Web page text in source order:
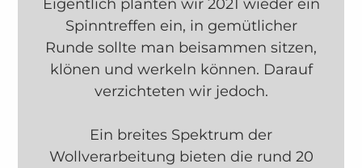
Eigentlich planten wir 2021 wieder ein
Spinntreffen ein, in gemütlicher
Runde sollte man beisammen sitzen,
klönen und werkeln können. Darauf
verzichteten wir jedoch.
Ein breites Spektrum der
Wollverarbeitung bieten die rund 20